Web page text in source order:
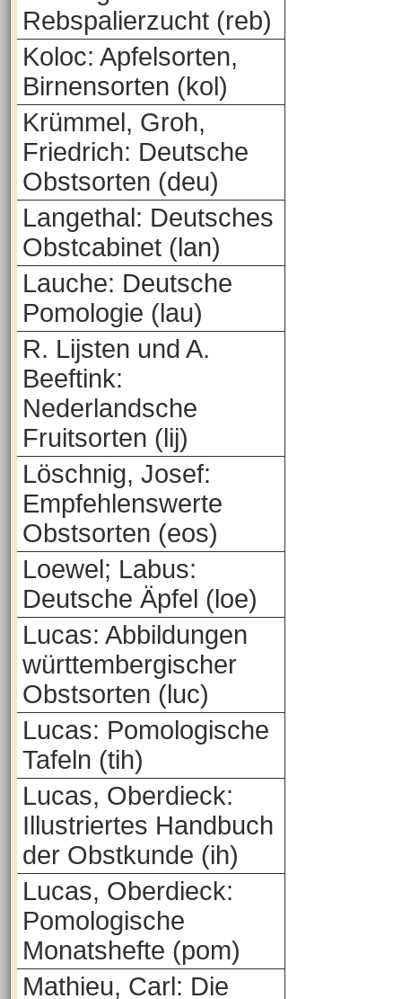
Rebspalierzucht (reb)
Koloc: Apfelsorten,
Birnensorten (kol)
Krümmel, Groh,
Friedrich: Deutsche
Obstsorten (deu)
Langethal: Deutsches
Obstcabinet (lan)
Lauche: Deutsche
Pomologie (lau)
R. Lijsten und A.
Beeftink:
Nederlandsche
Fruitsorten (lij)
Löschnig, Josef:
Empfehlenswerte
Obstsorten (eos)
Loewel; Labus:
Deutsche Äpfel (loe)
Lucas: Abbildungen
württembergischer
Obstsorten (luc)
Lucas: Pomologische
Tafeln (tih)
Lucas, Oberdieck:
Illustriertes Handbuch
der Obstkunde (ih)
Lucas, Oberdieck:
Pomologische
Monatshefte (pom)
Mathieu, Carl: Die